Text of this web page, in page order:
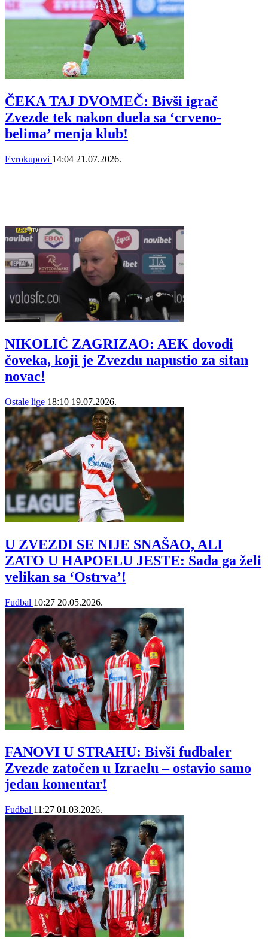
ČEKA TAJ DVOMEČ: Bivši igrač
Zvezde tek nakon duela sa ‘crveno-
belima’ menja klub!
Evrokupovi 14:04 21.07.2026.
NIKOLIĆ ZAGRIZAO: AEK dovodi
čoveka, koji je Zvezdu napustio za sitan
novac!
Ostale lige 18:10 19.07.2026.
U ZVEZDI SE NIJE SNAŠAO, ALI
ZATO U HAPOELU JESTE: Sada ga želi
velikan sa ‘Ostrva’!
Fudbal 10:27 20.05.2026.
FANOVI U STRAHU: Bivši fudbaler
Zvezde zatočen u Izraelu – ostavio samo
jedan komentar!
Fudbal 11:27 01.03.2026.